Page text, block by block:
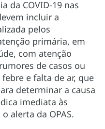
da COVID-19 nas
incluir a
pelos
primária, em
com atenção
de casos ou
e falta de ar, que
determinar a causa
imediata às
alerta da OPAS.